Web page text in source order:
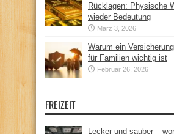
Rücklagen: Physische
wieder Bedeutung
März 3, 2026
Warum ein
für Familien wichtig ist
Februar 26, 2026
FREIZEIT
Lecker und sauber –